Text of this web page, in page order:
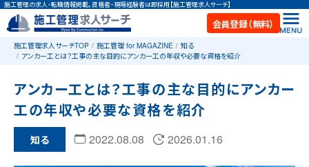
施工管理の求人・転職情報掲載。資格者・現場経験者は即採用【施工管理求人サーチ】
会員登録（無料）
施工管理求人サーチTOP 施工管理 for MAGAZINE
知る
アンカー工とは？工事の主な目的にアンカー工の年収や必要な資格を紹介
アンカー工とは？工事の主な目的にアンカー
工の年収や必要な資格を紹介
知る 2022.08.08 2026.01.16